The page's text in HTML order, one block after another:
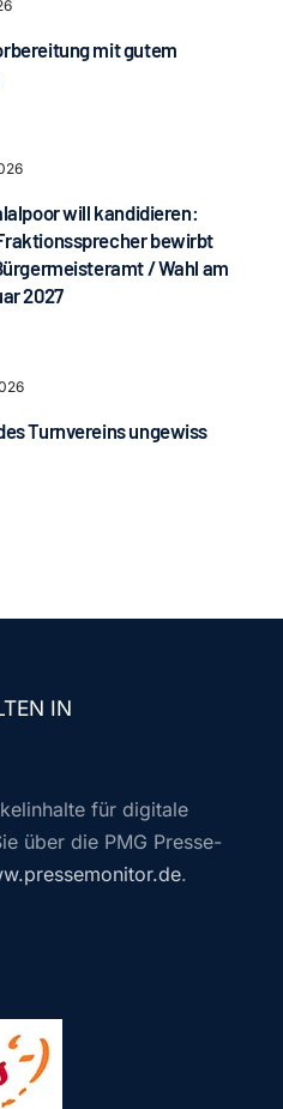
mit gutem
will kandidieren:
bewirbt
/ Wahl am
2027
Turnvereins ungewiss
IN
für digitale
über die PMG Presse-
.